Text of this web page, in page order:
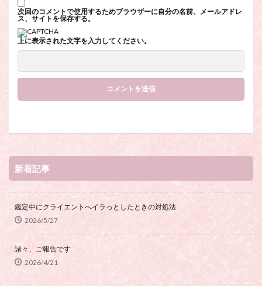
次回のコメントで使用するためブラウザーに自分の名前、メールアドレ
ス、サイトを保存する。
上に表示された文字を入力してください。
新着記事
鑑定中にクライエントへイラっとしたときの対処法
2026/5/27
諸々、ご報告です
2026/4/21